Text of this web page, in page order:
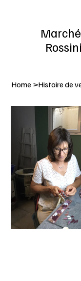
Home >Histoire de